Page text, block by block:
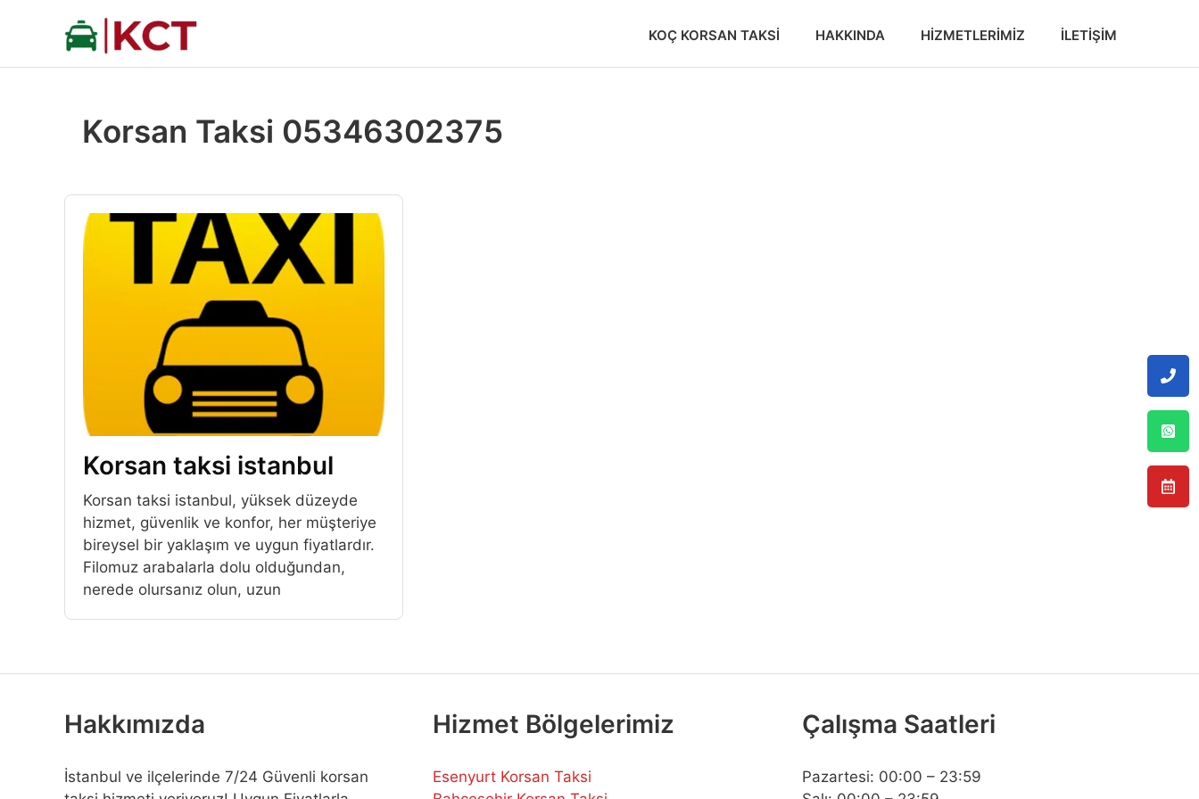
KOÇ KORSAN TAKSI HAKKINDA HIZMETLERIMIZ İLETIŞIM
Korsan Taksi 05346302375
Korsan taksi istanbul
Korsan taksi istanbul, yüksek düzeyde
hizmet, güvenlik ve konfor, her müşteriye
bireysel bir yaklaşım ve uygun fiyatlardır.
Filomuz arabalarla dolu olduğundan,
nerede olursanız olun, uzun
Hakkımızda
İstanbul ve ilçelerinde 7/24 Güvenli korsan
Hizmet Bölgelerimiz
Esenyurt Korsan Taksi
Çalışma Saatleri
Pazartesi: 00:00 – 23:59